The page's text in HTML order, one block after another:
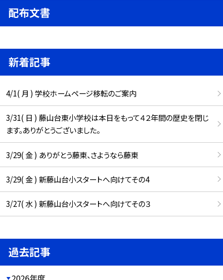
配布文書
新着記事
4/1( 月 ) 学校ホームページ移転のご案内
3/31( 日 ) 藤山台東小学校は本日をもって４２年間の歴史を閉じ
ます。ありがとうございました。
3/29( 金 ) ありがとう藤東、さようなら藤東
3/29( 金 ) 新藤山台小スタートへ向けてその4
3/27( 水 ) 新藤山台小スタートへ向けてその３
過去記事